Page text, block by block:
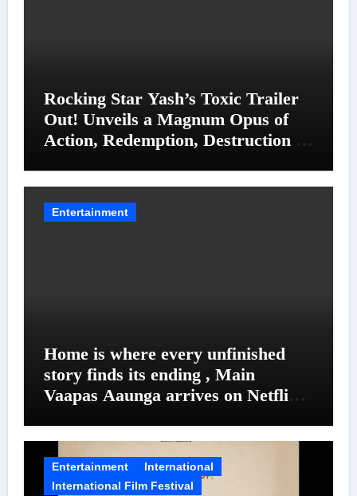
Rocking Star Yash’s Toxic Trailer
Out! Unveils a Magnum Opus of
Action, Redemption, Destruction &
Entertainment
Home is where every unfinished
story finds its ending , Main
Vaapas Aaunga arrives on Netflix
Entertainment
International
International Film Festival